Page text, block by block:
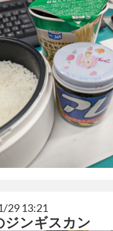
29 13:21
ジンギスカン